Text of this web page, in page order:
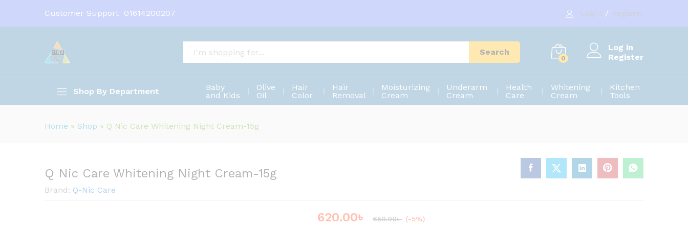
Customer Support 01614200207 Login / Register
Search
0
Log in
Register
Shop By Department
Baby
and Kids
Olive
Oil
Hair
Color
Hair
Removal
Moisturizing
Cream
Underarm
Cream
Health
Care
Whitening
Cream
Kitchen
Tools
Home » Shop » Q Nic Care Whitening Night Cream-15g
Q Nic Care Whitening Night Cream-15g
Brand: Q-Nic Care
620.00৳ 650.00৳ (-5%)
Add to cart